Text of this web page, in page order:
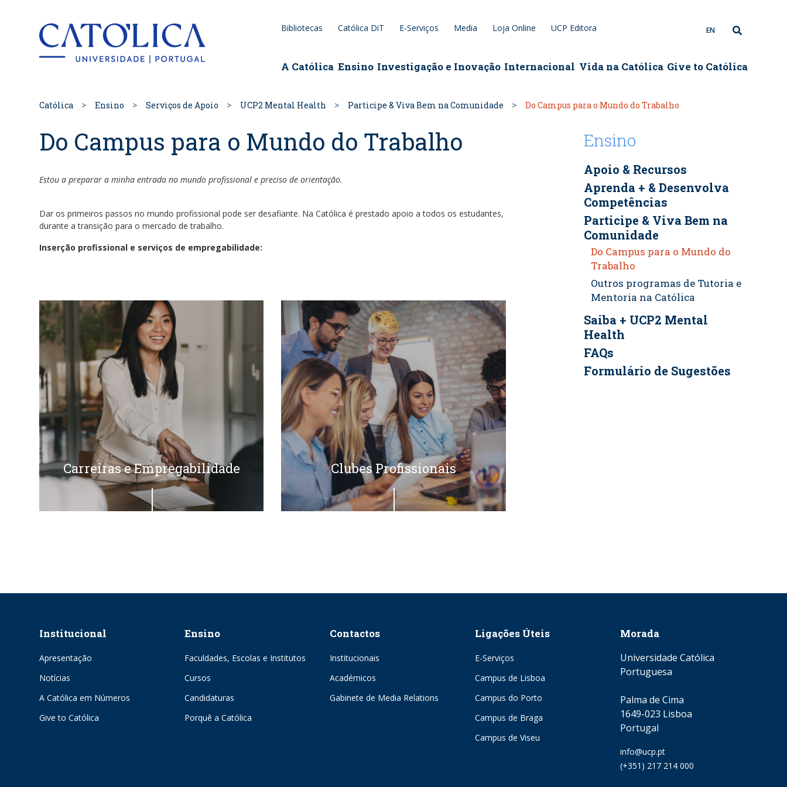
Back to homepageBibliotecas Católica DiT E-Serviços Media Loja Online UCP Editora EN
A Católica Ensino Investigação e Inovação Internacional Vida na Católica Give to Católica
Católica Ensino Serviços de Apoio UCP2 Mental Health Participe & Viva Bem na Comunidade Do Campus para o Mundo do Trabalho
Do Campus para o Mundo do Trabalho
Estou a preparar a minha entrada no mundo profissional e preciso de orientação.
Dar os primeiros passos no mundo profissional pode ser desafiante. Na Católica é prestado apoio a todos os estudantes,
durante a transição para o mercado de trabalho.
Inserção profissional e serviços de empregabilidade:
Carreiras e Empregabilidade Clubes Profissionais
Ensino
Apoio & Recursos
Aprenda + & Desenvolva
Competências
Participe & Viva Bem na
Comunidade
Do Campus para o Mundo do
Trabalho
Outros programas de Tutoria e
Mentoria na Católica
Saiba + UCP2 Mental
Health
FAQs
Formulário de Sugestões
Institucional
Apresentação
Notícias
A Católica em Números
Give to Católica
Ensino
Faculdades, Escolas e Institutos
Cursos
Candidaturas
Porquê a Católica
Contactos
Institucionais
Académicos
Gabinete de Media Relations
Ligações Úteis
E-Serviços
Campus de Lisboa
Campus do Porto
Campus de Braga
Campus de Viseu
Morada
Universidade Católica
Portuguesa
Palma de Cima
1649-023 Lisboa
Portugal
Email
info@ucp.pt
Phone
(+351) 217 214 000